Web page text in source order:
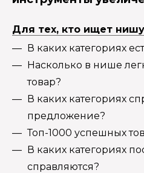
Для тех, кто ищет нишу
В каких категориях
Насколько в нише
товар?
В каких категориях
предложение?
Топ-1000 успешных
В каких категориях
справляются?